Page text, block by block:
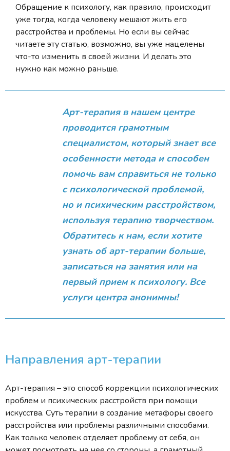
Обращение к психологу, как правило, происходит
уже тогда, когда человеку мешают жить его
расстройства и проблемы. Но если вы сейчас
читаете эту статью, возможно, вы уже нацелены
что-то изменить в своей жизни. И делать это
нужно как можно раньше.
Арт-терапия в нашем центре
проводится грамотным
специалистом, который знает все
особенности метода и способен
помочь вам справиться не только
с психологической проблемой,
но и психическим расстройством,
используя терапию творчеством.
Обратитесь к нам, если хотите
узнать об арт-терапии больше,
записаться на занятия или на
первый прием к психологу. Все
услуги центра анонимны!
Направления арт-терапии
Арт-терапия – это способ коррекции психологических
проблем и психических расстройств при помощи
искусства. Суть терапии в создание метафоры своего
расстройства или проблемы различными способами.
Как только человек отделяет проблему от себя, он